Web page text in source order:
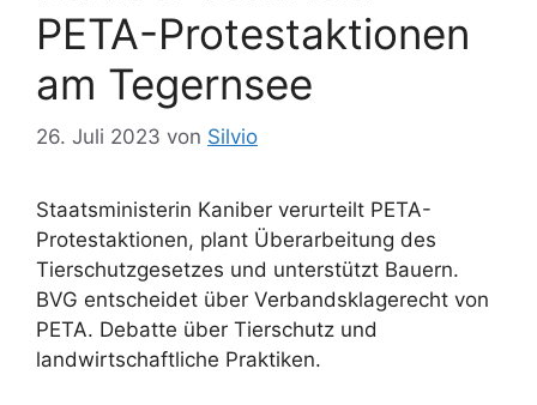
PETA-Protestaktionen
am Tegernsee
26. Juli 2023 von Silvio
Staatsministerin Kaniber verurteilt PETA-
Protestaktionen, plant Überarbeitung des
Tierschutzgesetzes und unterstützt Bauern.
BVG entscheidet über Verbandsklagerecht von
PETA. Debatte über Tierschutz und
landwirtschaftliche Praktiken.